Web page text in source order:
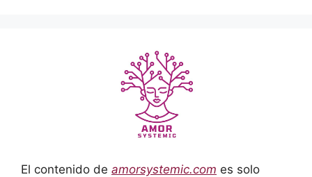
El contenido de amorsystemic.com es solo